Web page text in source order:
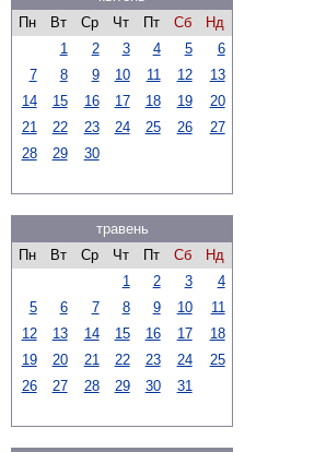
Пн
Вт Ср Чт Пт Сб
Нд
1
2 3 4 5
6
7
8 9 10 11 12
13
14
15 16 17 18 19
20
21
22 23 24 25 26
27
28
29 30
травень
Пн
Вт Ср Чт Пт Сб
Нд
1
2 3
4
5
6 7 8 9 10
11
12
13 14 15 16 17
18
19
20 21 22 23 24
25
26
27 28 29 30 31